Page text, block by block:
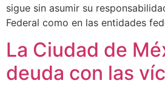
sigue sin asumir su
Federal como en las entidades
La Ciudad de
deuda con las